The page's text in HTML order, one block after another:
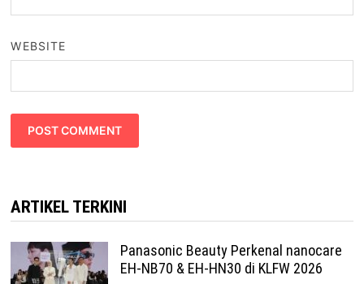
WEBSITE
ARTIKEL TERKINI
Panasonic Beauty Perkenal nanocare
EH-NB70 & EH-HN30 di KLFW 2026